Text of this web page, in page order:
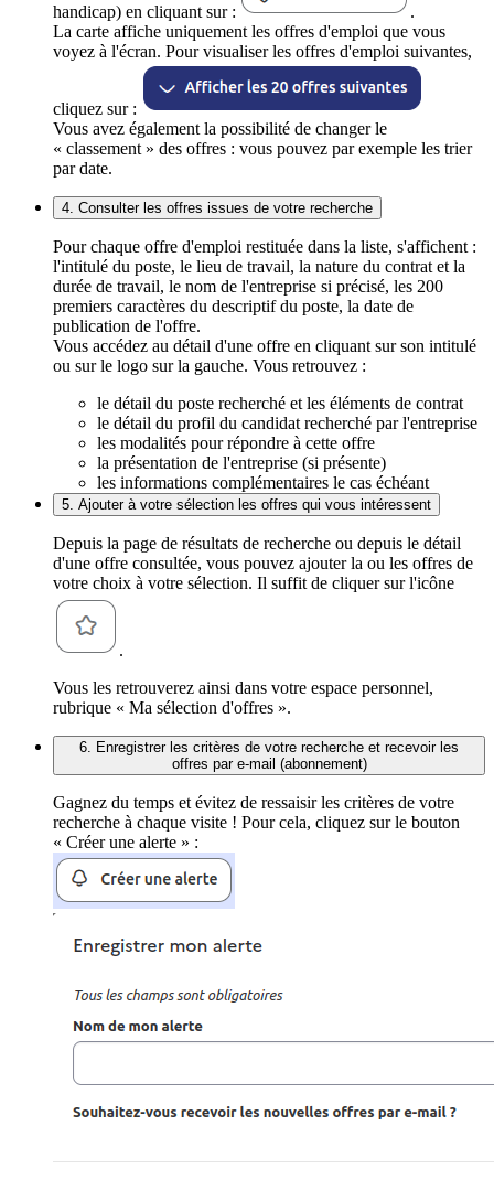
handicap) en cliquant sur :
.
La carte affiche uniquement les offres d'emploi que vous
voyez à l'écran. Pour visualiser les offres d'emploi suivantes,
cliquez sur :
Vous avez également la possibilité de changer le
« classement » des offres : vous pouvez par exemple les trier
par date.
4. Consulter les offres issues de votre recherche
Pour chaque offre d'emploi restituée dans la liste, s'affichent :
l'intitulé du poste, le lieu de travail, la nature du contrat et la
durée de travail, le nom de l'entreprise si précisé, les 200
premiers caractères du descriptif du poste, la date de
publication de l'offre.
Vous accédez au détail d'une offre en cliquant sur son intitulé
ou sur le logo sur la gauche. Vous retrouvez :
le détail du poste recherché et les éléments de contrat
le détail du profil du candidat recherché par l'entreprise
les modalités pour répondre à cette offre
la présentation de l'entreprise (si présente)
les informations complémentaires le cas échéant
5. Ajouter à votre sélection les offres qui vous intéressent
Depuis la page de résultats de recherche ou depuis le détail
d'une offre consultée, vous pouvez ajouter la ou les offres de
votre choix à votre sélection. Il suffit de cliquer sur l'icône
.
Vous les retrouverez ainsi dans votre espace personnel,
rubrique « Ma sélection d'offres ».
6. Enregistrer les critères de votre recherche et recevoir les
offres par e-mail (abonnement)
Gagnez du temps et évitez de ressaisir les critères de votre
recherche à chaque visite ! Pour cela, cliquez sur le bouton
« Créer une alerte » :